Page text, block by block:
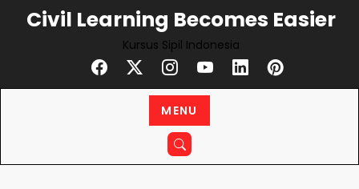
Civil Learning Becomes Easier
Kursus Sipil Indonesia
MENU